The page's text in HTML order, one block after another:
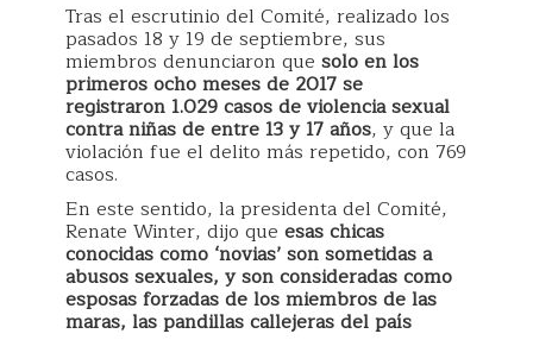
Tras el escrutinio del Comité, realizado los
pasados 18 y 19 de septiembre, sus
miembros denunciaron que solo en los
primeros ocho meses de 2017 se
registraron 1.029 casos de violencia sexual
contra niñas de entre 13 y 17 años, y que la
violación fue el delito más repetido, con 769
casos.
En este sentido, la presidenta del Comité,
Renate Winter, dijo que esas chicas
conocidas como ‘novias’ son sometidas a
abusos sexuales, y son consideradas como
esposas forzadas de los miembros de las
maras, las pandillas callejeras del país